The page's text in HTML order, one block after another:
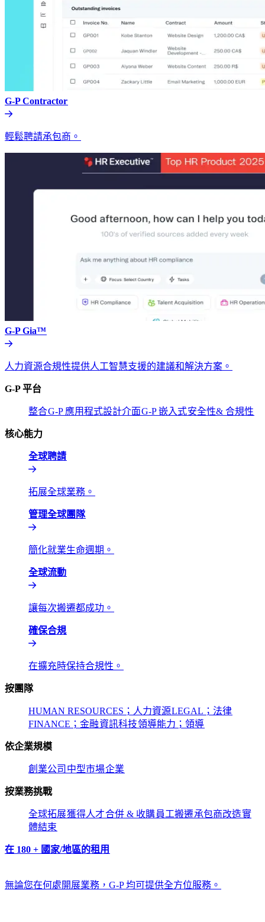
G-P Contractor​​
輕鬆聘請承包商。​​
G-P Gia™​​
人力資源合規性提供人工智慧支援的建議和解決方案。​​
G-P 平台​​
整合​​G-P 應用程式設計介面​​G-P 嵌入式​​安全性& 合規性​​
核心能力​​
全球聘請​​
拓展全球業務。​​
管理全球團隊​​
簡化就業生命週期。​​
全球流動​​
讓每次搬遷都成功。​​
確保合規​​
在擴充時保持合規性。​​
按團隊​​
HUMAN RESOURCES；人力資源​​LEGAL；法律​​
FINANCE；金融​​資訊科技​​領導能力；領導​​
依企業規模​​
創業公司​​ 中型市場​​企業​​
按業務挑戰​​
全球拓展​​獲得人才​​合併 & 收購​​員工搬遷​​承包商改造​​實
體結束​​
在 180 + 國家/地區的租用​​
無論您在何處開展業務，G-P 均可提供全方位服務。​​